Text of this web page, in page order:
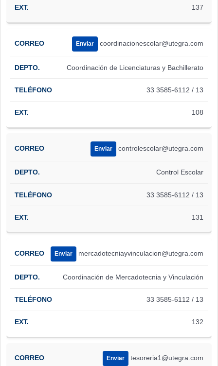
137
Enviar coordinacionescolar@utegra.com
Coordinación de Licenciaturas y Bachillerato
33 3585-6112 / 13
108
Enviar controlescolar@utegra.com
Control Escolar
33 3585-6112 / 13
131
Enviar mercadotecniayvinculacion@utegra.com
Coordinación de Mercadotecnia y Vinculación
33 3585-6112 / 13
132
Enviar tesoreria1@utegra.com